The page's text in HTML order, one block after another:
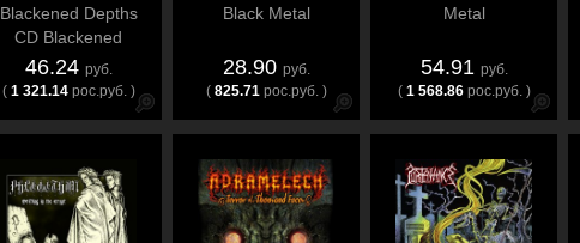
Blackened Depths
CD Blackened
Metal
46.24 руб.
( 1 321.14 рос.руб. )
Black Metal
28.90 руб.
( 825.71 рос.руб. )
Metal
54.91 руб.
( 1 568.86 рос.руб. )